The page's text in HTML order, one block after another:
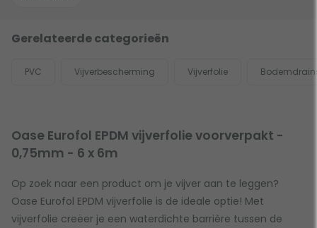
Gerelateerde categorieën
PVC Vijverbescherming Vijverfolie
Oase Eurofol EPDM vijverfolie voorverpakt -
0,75mm - 6 x 6m
Op zoek naar een product om je vijver aan te leggen?
Oase Eurofol EPDM vijverfolie is de ideale optie! Met
vijverfolie creëer je een waterdichte barrière tussen de